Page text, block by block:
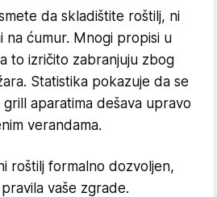
da skladištite roštilj, ni
na ćumur. Mnogi propisi u
to izričito zabranjuju zbog
Statistika pokazuje da se
aparatima dešava upravo
verandama.
roštilj formalno dozvoljen,
vaše zgrade.